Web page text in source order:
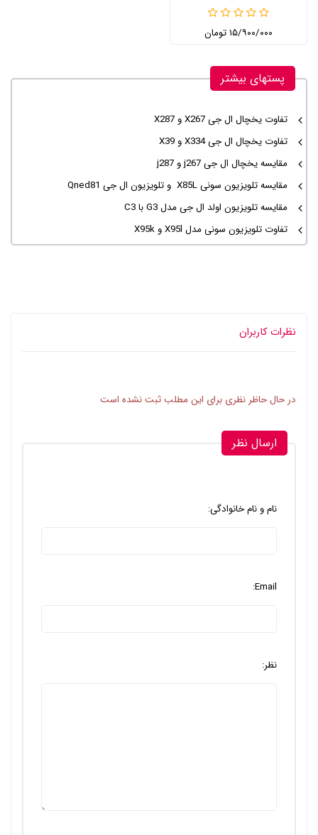
۱۵/۹۰۰/۰۰۰ تومان
پستهای بیشتر
تفاوت یخچال ال جی X267 و X287
تفاوت یخچال ال جی X334 و X39
مقایسه یخچال ال جی j267 و j287
مقایسه تلویزیون سونی X85L و تلویزیون ال جی Qned81
مقایسه تلویزیون اولد ال جی مدل G3 با C3
تفاوت تلویزیون سونی مدل X95l و X95k
نظرات کاربران
در حال حاظر نظری برای این مطلب ثبت نشده است
ارسال نظر
نام و نام خانوادگی:
Email:
نظر: